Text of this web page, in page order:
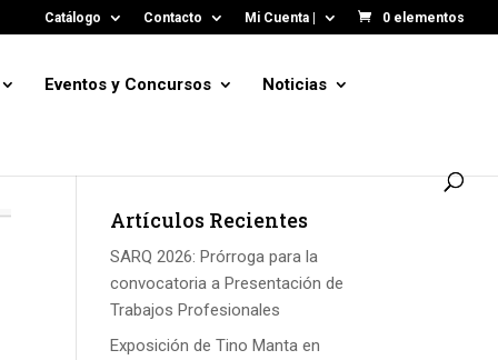
Catálogo Contacto Mi Cuenta | 0 elementos
Eventos y Concursos Noticias
Artículos Recientes
SARQ 2026: Prórroga para la
convocatoria a Presentación de
Trabajos Profesionales
Exposición de Tino Manta en